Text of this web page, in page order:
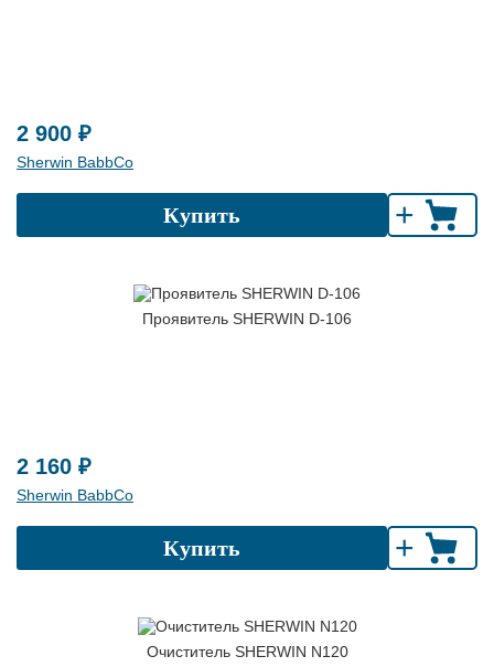
2 900 ₽
Sherwin BabbCo
Купить +
Проявитель SHERWIN D-106
2 160 ₽
Sherwin BabbCo
Купить +
Очиститель SHERWIN N120